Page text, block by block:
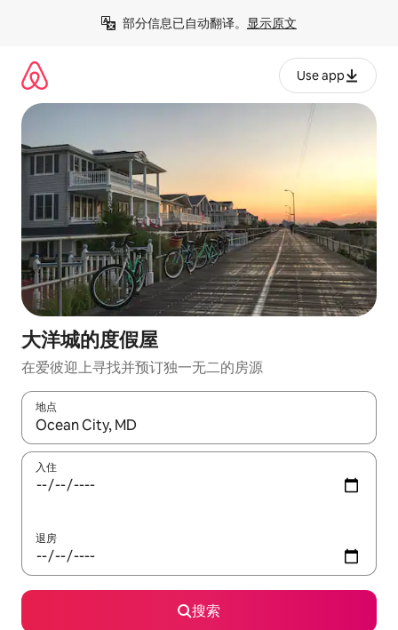
部分信息已自动翻译。 显示原文
Use app
大洋城的度假屋
在爱彼迎上寻找并预订独一无二的房源
地点
如有搜索结果，请使用上下方向键查看，或通过点击或滑动手势
入住
退房
搜索